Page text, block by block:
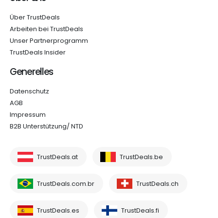
Über TrustDeals
Arbeiten bei TrustDeals
Unser Partnerprogramm
TrustDeals Insider
Generelles
Datenschutz
AGB
Impressum
B2B Unterstützung/ NTD
TrustDeals.at TrustDeals.be
TrustDeals.com.br TrustDeals.ch
TrustDeals.es TrustDeals.fi